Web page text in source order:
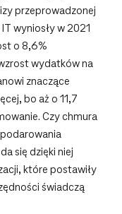
przeprowadzonej
wyniosły w 2021
o 8,6%
wydatków na
znaczące
bo aż o 11,7
Czy chmura
się dzięki niej
które postawiły
świadczą